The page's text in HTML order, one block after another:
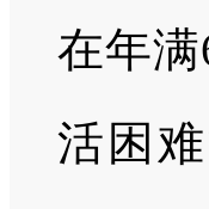
在年
活困